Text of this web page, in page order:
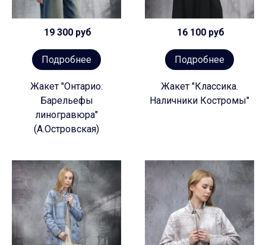
19 300 руб
Подробнее
Жакет "Онтарио.
Барельефы
линогравюра"
(А.Островская)
16 100 руб
Подробнее
Жакет "Классика.
Наличники Костромы"